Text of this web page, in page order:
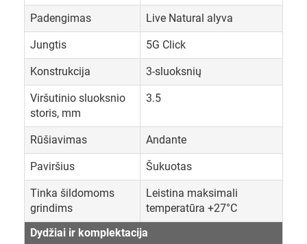
Padengimas Live Natural alyva
Jungtis 5G Click
Konstrukcija 3-sluoksnių
Viršutinio sluoksnio
storis, mm
3.5
Rūšiavimas Andante
Paviršius Šukuotas
Tinka šildomoms
grindims
Leistina maksimali
temperatūra +27°C
Dydžiai ir komplektacija